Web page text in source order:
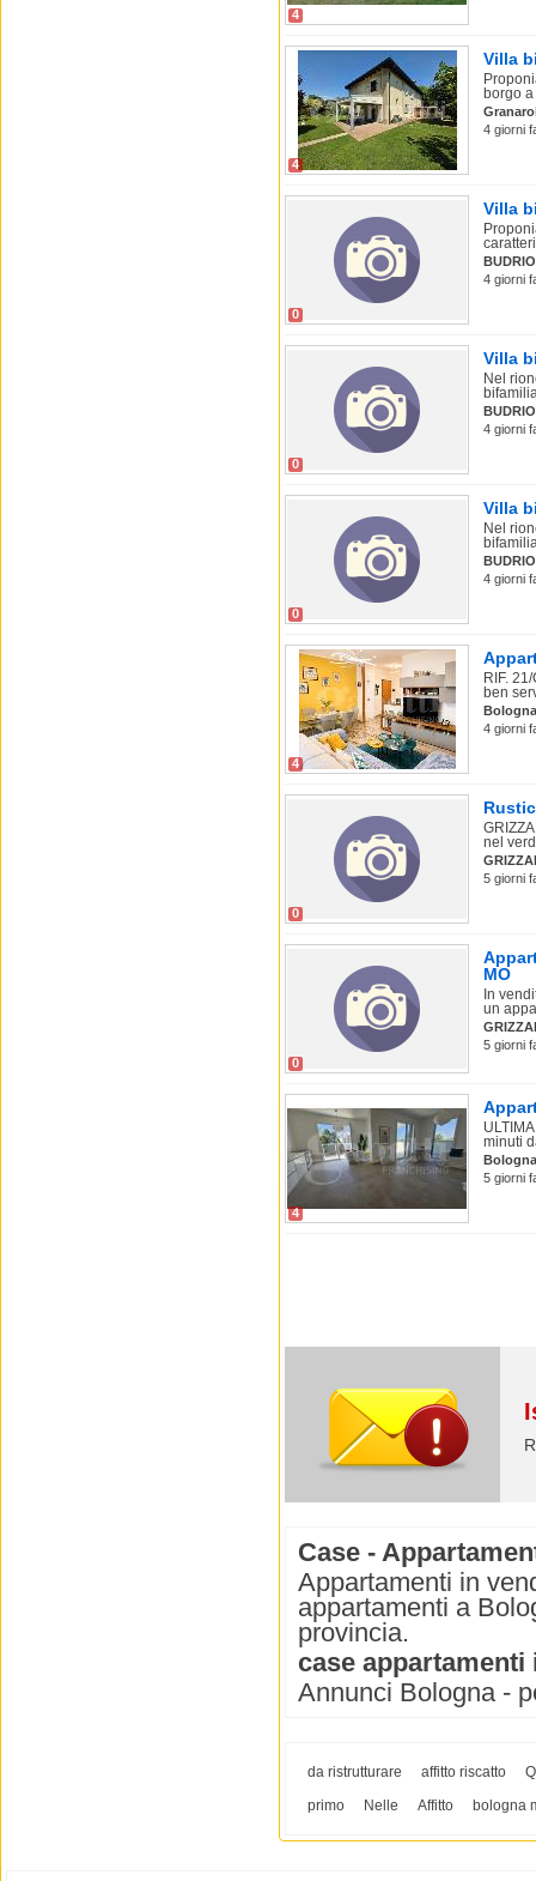
4
4
Villa
borgo
4 giorni
0
Villa
BUDRIO
4 giorni
0
Villa
Nel
BUDRIO
4 giorni
0
Villa
Nel
BUDRIO
4 giorni
4
RIF.
ben
Bologna
4 giorni
0
nel
5 giorni
0
MO
In
un
5 giorni
4
minuti
Bologna
5 giorni
Case -
Appartamenti in
appartamenti a
provincia.
case
Annunci Bologna -
da ristrutturare affitto riscatto
primo
Nelle Affitto bologna